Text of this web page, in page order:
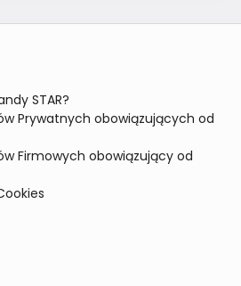
STAR?
Prywatnych obowiązujących od
Firmowych obowiązujący od